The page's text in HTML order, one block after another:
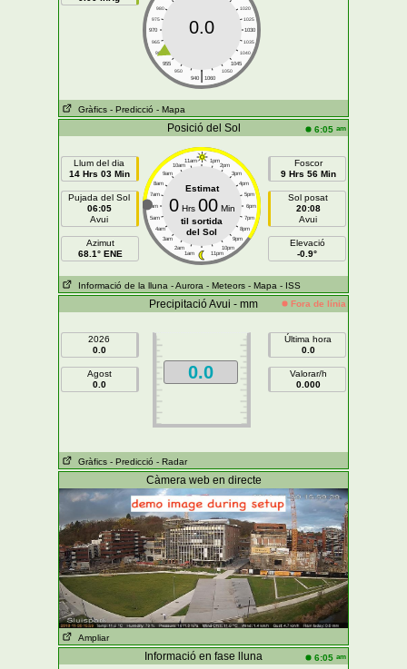
980
1020
975
1025
970
1030
965
1035
960
1040
955
1045
950
1050
|
940 1060
0.0
Gràfics - Predicció - Mapa
Posició del Sol 6:05 am
Llum del dia
14 Hrs 03 Min
Pujada del Sol
06:05
Avui
Azimut
68.1° ENE
11am 1pm
10am 2pm
9am 3pm
8am 4pm
7am 5pm
6am 6pm
5am 7pm
4am 8pm
3am 9pm
2am 10pm
1am 11pm
Estimat
0Hrs 00Min
til sortida
del Sol
Foscor
9 Hrs 56 Min
Sol posat
20:08
Avui
Elevació
-0.9°
Informació de la lluna - Aurora - Meteors - Mapa - ISS
Precipitació Avui - mm Fora de línia
2026
0.0
Agost
0.0
0.0
Última hora
0.0
Valorar/h
0.000
Gràfics - Predicció - Radar
Càmera web en directe
Ampliar
Informació en fase lluna 6:05 am